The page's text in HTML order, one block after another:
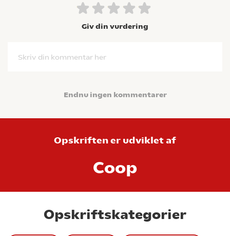
Giv din vurdering
Skriv din kommentar her
Endnu ingen kommentarer
Opskriften er udviklet af
Coop
Opskriftskategorier